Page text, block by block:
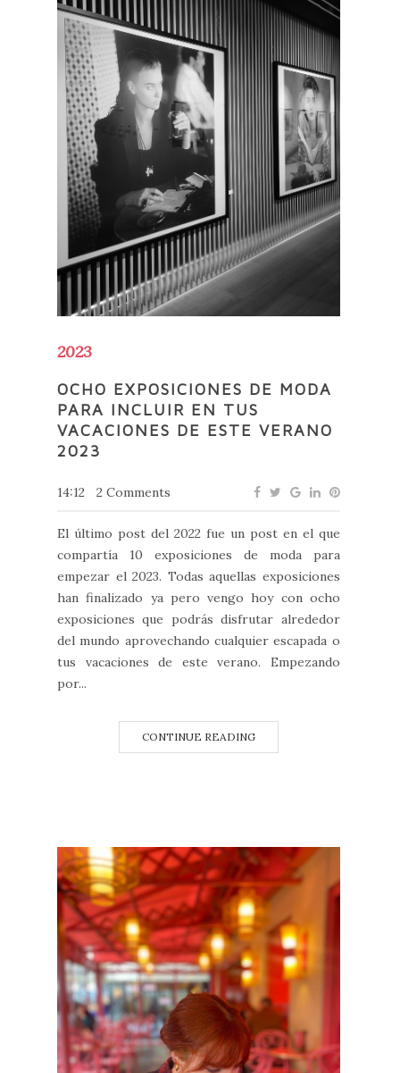
2023
OCHO EXPOSICIONES DE MODA
PARA INCLUIR EN TUS
VACACIONES DE ESTE VERANO
2023
14:12 2 Comments
El último post del 2022 fue un post en el que
compartía 10 exposiciones de moda para
empezar el 2023. Todas aquellas exposiciones
han finalizado ya pero vengo hoy con ocho
exposiciones que podrás disfrutar alrededor
del mundo aprovechando cualquier escapada o
tus vacaciones de este verano. Empezando
por...
CONTINUE READING